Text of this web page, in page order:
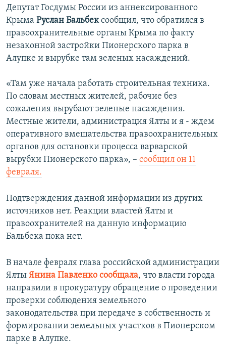
Депутат Госдумы России из аннексированного
Крыма Руслан Бальбексообщил, что обратился в
правоохранительные органы Крыма по факту
незаконной застройки Пионерского парка в
Алупке и вырубке там зеленых насаждений.
«Там уже начала работать строительная техника.
По словам местных жителей, рабочие без
сожаления вырубают зеленые насаждения.
Местные жители, администрация Ялты и я - ждем
оперативного вмешательства правоохранительных
органов для остановки процесса варварской
вырубки Пионерского парка», – сообщил он 11
февраля.
Подтверждения данной информации из других
источников нет. Реакции властей Ялты и
правоохранителей на данную информацию
Бальбека пока нет.
В начале февраля глава российской администрации
Ялты Янина Павленко сообщала, что власти города
направили в прокуратуру обращение о проведении
проверки соблюдения земельного
законодательства при передаче в собственность и
формировании земельных участков в Пионерском
парке в Алупке.